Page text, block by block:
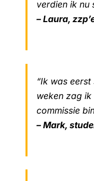
verdien ik nu
– Laura,
“Ik was
weken zag ik
commissie
– Mark,